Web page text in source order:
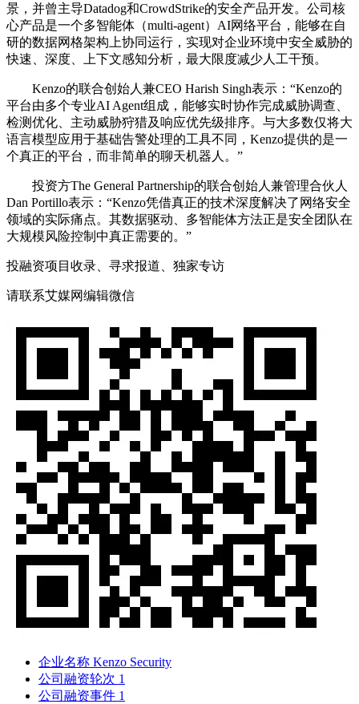
景，并曾主导Datadog和CrowdStrike的安全产品开发。公司核
心产品是一个多智能体（multi-agent）AI网络平台，能够在自
研的数据网格架构上协同运行，实现对企业环境中安全威胁的
快速、深度、上下文感知分析，最大限度减少人工干预。
Kenzo的联合创始人兼CEO Harish Singh表示：“Kenzo的
平台由多个专业AI Agent组成，能够实时协作完成威胁调查、
检测优化、主动威胁狩猎及响应优先级排序。与大多数仅将大
语言模型应用于基础告警处理的工具不同，Kenzo提供的是一
个真正的平台，而非简单的聊天机器人。”
投资方The General Partnership的联合创始人兼管理合伙人
Dan Portillo表示：“Kenzo凭借真正的技术深度解决了网络安全
领域的实际痛点。其数据驱动、多智能体方法正是安全团队在
大规模风险控制中真正需要的。”
投融资项目收录、寻求报道、独家专访
请联系艾媒网编辑微信
企业名称 Kenzo Security
公司融资轮次 1
公司融资事件 1